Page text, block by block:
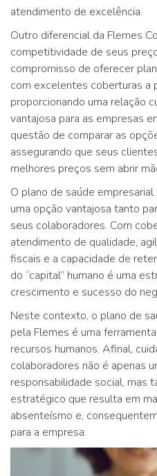
atendimento de excelência.
Outro diferencial da Flemes
competitividade de seus
compromisso de oferecer
com excelentes coberturas a
proporcionando uma relação
vantajosa para as empresas
questão de comparar as
assegurando que seus
melhores preços sem abrir
O plano de saúde
uma opção vantajosa tanto
seus colaboradores. Com
atendimento de qualidade,
fiscais e a capacidade de
do “capital” humano é uma
crescimento e sucesso do
Neste contexto, o plano de
pela Flemes é uma
recursos humanos. Afinal,
colaboradores não é apenas
responsabilidade social, mas
estratégico que resulta em
absenteísmo e,
para a empresa.